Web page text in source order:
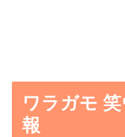
ワラガモ
報